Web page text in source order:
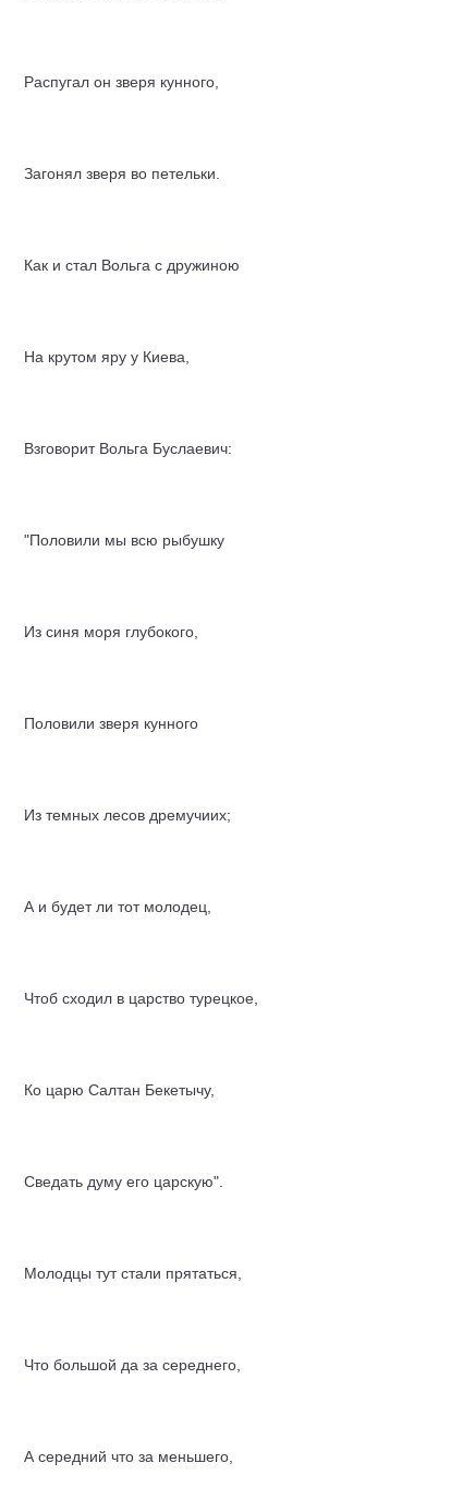
Распугал он зверя кунного,
Загонял зверя во петельки.
Как и стал Вольга с дружиною
На крутом яру у Киева,
Взговорит Вольга Буслаевич:
"Половили мы всю рыбушку
Из синя моря глубокого,
Половили зверя кунного
Из темных лесов дремучиих;
А и будет ли тот молодец,
Чтоб сходил в царство турецкое,
Ко царю Салтан Бекетычу,
Сведать думу его царскую".
Молодцы тут стали прятаться,
Что большой да за середнего,
А середний что за меньшего,